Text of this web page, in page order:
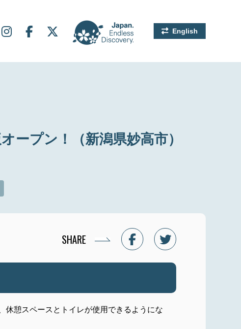
English
ープン！（新潟県妙高市）
SHARE
休憩スペースとトイレが使用できるようにな